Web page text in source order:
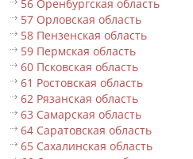
56 Оренбургская область
57 Орловская область
58 Пензенская область
59 Пермская область
60 Псковская область
61 Ростовская область
62 Рязанская область
63 Самарская область
64 Саратовская область
65 Сахалинская область